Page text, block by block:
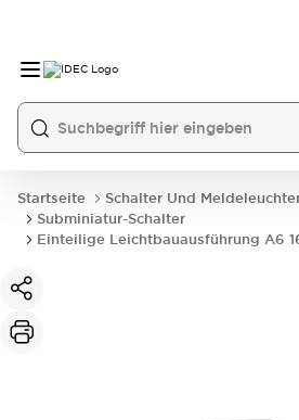
Startseite Schalter Und
Subminiatur-Schalter
Einteilige Leichtbauausführung A6